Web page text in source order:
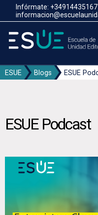
Pasar
contenido
principal
Infórmate: +34914435167
ESUE Blogs ESUE
ESUE Podcast